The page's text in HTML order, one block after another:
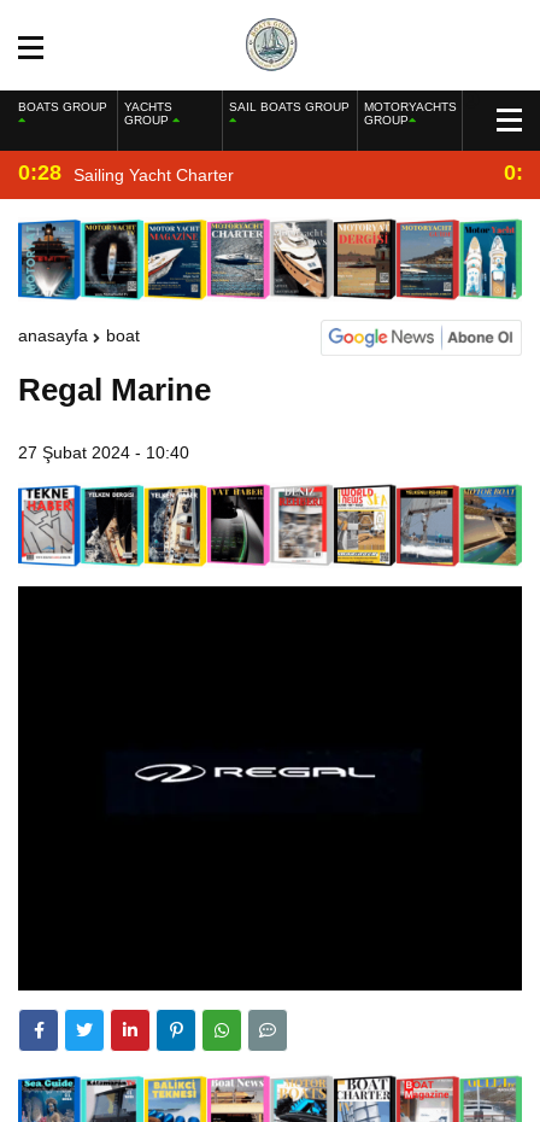
BOATS GROUP
YACHTS
GROUP
SAIL BOATS GROUP
MOTORYACHTS
GROUP
0:28 Sailing Yacht Charter
anasayfa boat
Regal Marine
27 Şubat 2024 - 10:40